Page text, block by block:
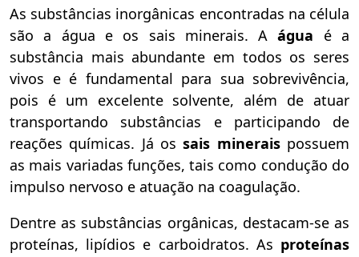
As substâncias inorgânicas encontradas na célula
são a água e os sais minerais. Aágua é a
substância mais abundante em todos os seres
vivos e é fundamental para sua sobrevivência,
pois é um excelente solvente, além de atuar
transportando substâncias e participando de
reações químicas. Já os sais mineraispossuem
as mais variadas funções, tais como condução do
impulso nervoso e atuação na coagulação.
Dentre as substâncias orgânicas, destacam-se as
proteínas, lipídios e carboidratos. As proteínas